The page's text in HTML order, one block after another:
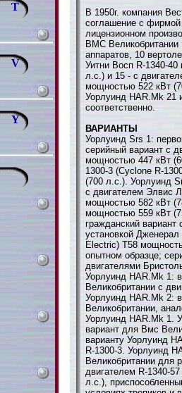
T
V
Y
В 1950г. компания
соглашение с фирмой
лицензионном
ВМС
аппаратов, 10
Уитни Восп R-1340-
л.с.) и 15 - с
мощностью 522 кВт
Уорлуинд HAR.Mk 21
соответственно.
ВАРИАНТЫ
Уорлуинд Srs 1:
серийный вариант с
мощностью 447 кВт
1300-3 (Cyclone R-
(700 л.с.). Уорлуинд
с двигателем Элвис
мощностью 582 кВт
мощностью 559 кВт
гражданский вариант
установкой Дженерал
Electric) Т58
опытном образце;
двигателями
Уорлуинд HAR.Mk 1:
Великобритании с
Уорлуинд HAR.Mk 2:
Великобритании,
Уорлуинд HAR.Mk 1.
вариант для Вмс
варианту Уорлуинд
R-1300-3. Уорлуинд
Великобритании для
двигателем R-1340-
л.с.),